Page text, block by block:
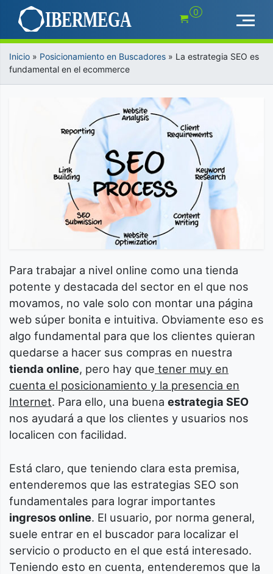
contenido
0
Inicio » Posicionamiento en Buscadores » La estrategia SEO es
fundamental en el ecommerce
Para trabajar a nivel online como una tienda
potente y destacada del sector en el que nos
movamos, no vale solo con montar una página
web súper bonita e intuitiva. Obviamente eso es
algo fundamental para que los clientes quieran
quedarse a hacer sus compras en nuestra
tienda online, pero hay que tener muy en
cuenta el posicionamiento y la presencia en
Internet. Para ello, una buena estrategia SEO
nos ayudará a que los clientes y usuarios nos
localicen con facilidad.
Está claro, que teniendo clara esta premisa,
entenderemos que las estrategias SEO son
fundamentales para lograr importantes
ingresos online. El usuario, por norma general,
suele entrar en el buscador para localizar el
servicio o producto en el que está interesado.
Teniendo esto en cuenta, entenderemos que la